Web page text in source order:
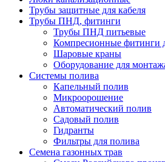
Трубы защитные для кабеля
Трубы ПНД, фитинги
Трубы ПНД питьевые
Компресионные
Шаровые краны
Оборудование для
Системы полива
Капельный полив
Микроорошение
Автоматический полив
Садовый полив
Гидранты
Фильтры для полива
Семена газонных трав